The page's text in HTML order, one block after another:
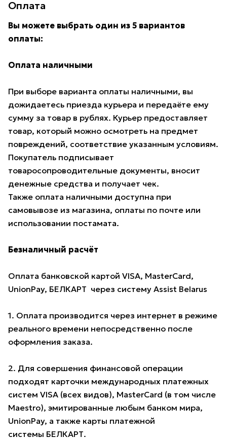
Оплата
Вы можете выбрать один из 5 вариантов
оплаты:
Оплата наличными
При выборе варианта оплаты наличными, вы
дожидаетесь приезда курьера и передаёте ему
сумму за товар в рублях. Курьер предоставляет
товар, который можно осмотреть на предмет
повреждений, соответствие указанным условиям.
Покупатель подписывает
товаросопроводительные документы, вносит
денежные средства и получает чек.
Также оплата наличными доступна при
самовывозе из магазина, оплаты по почте или
использовании постамата.
Безналичный расчёт
Оплата банковской картой VISA, MasterCard,
UnionPay, БЕЛКАРТ через систему Assist Belarus
1. Оплата производится через интернет в режиме
реального времени непосредственно после
оформления заказа.
2. Для совершения финансовой операции
подходят карточки международных платежных
систем VISA (всех видов), MasterCard (в том числе
Maestro), эмитированные любым банком мира,
UnionPay, а также карты платежной
системы БЕЛКАРТ.